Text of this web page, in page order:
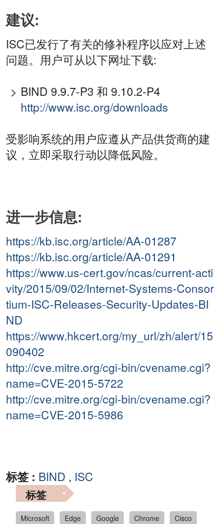
建议:
ISC已发行了有关的修补程序以应对上述
问题。用户可从以下网址下载:
BIND 9.9.7-P3 和 9.10.2-P4
http://www.isc.org/downloads
受影响系统的用户应遵从产品供货商的建
议，立即采取行动以降低风险。
进一步信息:
https://kb.isc.org/article/AA-01287
https://kb.isc.org/article/AA-01291
https://www.us-cert.gov/ncas/current-acti
vity/2015/09/02/Internet-Systems-Consor
tium-ISC-Releases-Security-Updates-BI
ND
https://www.hkcert.org/my_url/zh/alert/15
090402
http://cve.mitre.org/cgi-bin/cvename.cgi?
name=CVE-2015-5722
http://cve.mitre.org/cgi-bin/cvename.cgi?
name=CVE-2015-5986
标签 : BIND , ISC
标签
Microsoft Edge Google Chrome
Cisco